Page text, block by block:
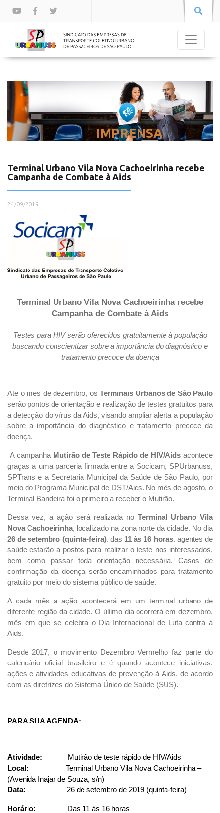
IMPRENSA
Terminal Urbano Vila Nova Cachoeirinha recebe
Campanha de Combate à Aids
24/09/2019
Terminal Urbano Vila Nova Cachoeirinha recebe
Campanha de Combate à Aids
Testes para HIV serão oferecidos gratuitamente à população
buscando conscientizar sobre a importância do diagnóstico e
tratamento precoce da doença
Até o mês de dezembro, os Terminais Urbanos de São Paulo
serão pontos de orientação e realização de testes gratuitos para
a detecção do vírus da Aids, visando ampliar alerta a população
sobre a importância do diagnóstico e tratamento precoce da
doença.
A campanha Mutirão de Teste Rápido de HIV/Aids acontece
graças a uma parceria firmada entre a Socicam, SPUrbanuss,
SPTrans e a Secretaria Municipal da Saúde de São Paulo, por
meio do Programa Municipal de DST/Aids. No mês de agosto, o
Terminal Bandeira foi o primeiro a receber o Mutirão.
Dessa vez, a ação será realizada no Terminal Urbano Vila
Nova Cachoeirinha, localizado na zona norte da cidade. No dia
26 de setembro (quinta-feira), das 11 às 16 horas, agentes de
saúde estarão a postos para realizar o teste nos interessados,
bem como passar toda orientação necessária. Casos de
confirmação da doença serão encaminhados para tratamento
gratuito por meio do sistema público de saúde.
A cada mês a ação acontecerá em um terminal urbano de
diferente região da cidade. O último dia ocorrerá em dezembro,
mês em que se celebra o Dia Internacional de Luta contra à
Aids.
Desde 2017, o movimento Dezembro Vermelho faz parte do
calendário oficial brasileiro e é quando acontece iniciativas,
ações e atividades educativas de prevenção à Aids, de acordo
com as diretrizes do Sistema Único de Saúde (SUS).
PARA SUA AGENDA:
Atividade: Mutirão de teste rápido de HIV/Aids
Local: Terminal Urbano Vila Nova Cachoeirinha –
(Avenida Inajar de Souza, s/n)
Data: 26 de setembro de 2019 (quinta-feira)
Horário: Das 11 às 16 horas